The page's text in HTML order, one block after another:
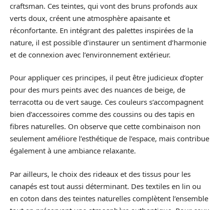
craftsman. Ces teintes, qui vont des bruns profonds aux
verts doux, créent une atmosphère apaisante et
réconfortante. En intégrant des palettes inspirées de la
nature, il est possible d’instaurer un sentiment d’harmonie
et de connexion avec l’environnement extérieur.
Pour appliquer ces principes, il peut être judicieux d’opter
pour des murs peints avec des nuances de beige, de
terracotta ou de vert sauge. Ces couleurs s’accompagnent
bien d’accessoires comme des coussins ou des tapis en
fibres naturelles. On observe que cette combinaison non
seulement améliore l’esthétique de l’espace, mais contribue
également à une ambiance relaxante.
Par ailleurs, le choix des rideaux et des tissus pour les
canapés est tout aussi déterminant. Des textiles en lin ou
en coton dans des teintes naturelles complètent l’ensemble